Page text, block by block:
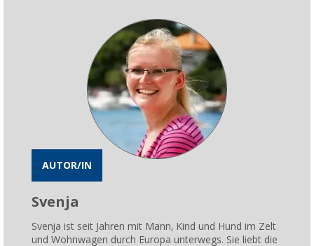
AUTOR/IN
Svenja
Svenja ist seit Jahren mit Mann, Kind und Hund im Zelt
und Wohnwagen durch Europa unterwegs. Sie liebt die